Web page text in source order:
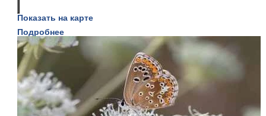
Показать на карте
Подробнее